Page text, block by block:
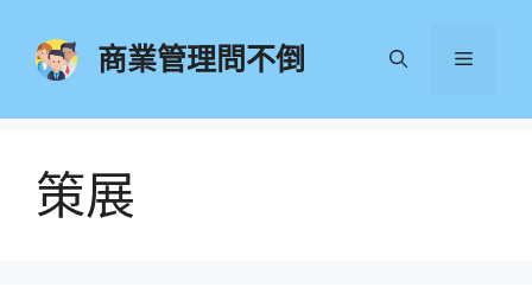
商業管理問不倒 選
策展